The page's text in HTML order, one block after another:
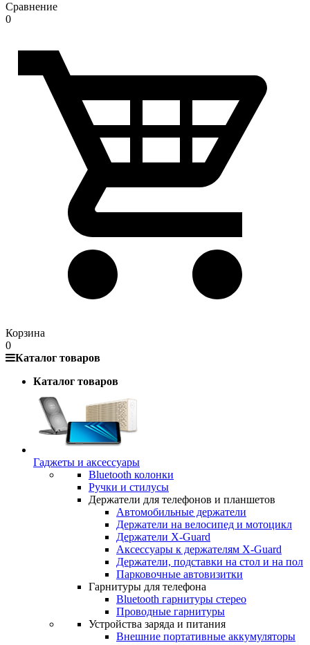
Сравнение
0
Корзина
0
Каталог товаров
Каталог товаров
Гаджеты и аксессуары
Bluetooth колонки
Ручки и стилусы
Держатели для телефонов и планшетов
Автомобильные держатели
Держатели на велосипед и мотоцикл
Держатели X-Guard
Аксессуары к держателям X-Guard
Держатели, подставки на стол и на пол
Парковочные автовизитки
Гарнитуры для телефона
Bluetooth гарнитуры стерео
Проводные гарнитуры
Устройства заряда и питания
Внешние портативные аккумуляторы